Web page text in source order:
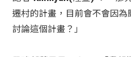
遷村的計畫，目前會不會因為
討論這個計畫？」